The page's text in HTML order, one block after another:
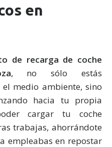
en
de recarga de coche
, no sólo estás
medio ambiente, sino
hacia tu propia
cargar tu coche
trabajas, ahorrándote
empleabas en repostar